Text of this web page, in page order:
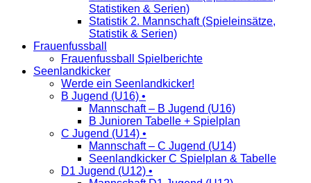
Statistiken & Serien)
Statistik 2. Mannschaft (Spieleinsätze,
Statistik & Serien)
Frauenfussball
Frauenfussball Spielberichte
Seenlandkicker
Werde ein Seenlandkicker!
B Jugend (U16) •
Mannschaft – B Jugend (U16)
B Junioren Tabelle + Spielplan
C Jugend (U14) •
Mannschaft – C Jugend (U14)
Seenlandkicker C Spielplan & Tabelle
D1 Jugend (U12) •